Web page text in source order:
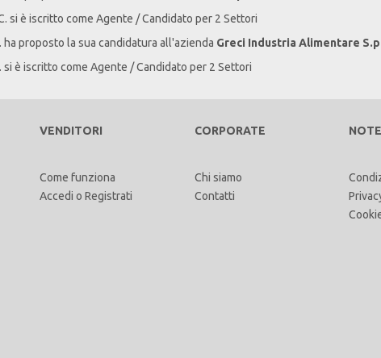
. si è iscritto come Agente / Candidato per 2 Settori
. ha proposto la sua candidatura all'azienda Greci Industria Alimentare
. si è iscritto come Agente / Candidato per 2 Settori
VENDITORI
Come funziona
Accedi oRegistrati
CORPORATE
Chi siamo
Contatti